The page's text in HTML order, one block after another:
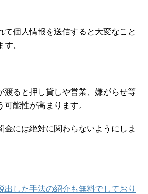
て個人情報を送信すると大変なこと
。
渡ると押し貸しや営業、嫌がらせ等
可能性が高まります。
金には絶対に関わらないようにしま
出した手法の紹介も無料でしており